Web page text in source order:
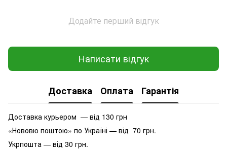
Додайте перший відгук
Написати відгук
Доставка Оплата Гарантія
Доставка курьером — від 130 грн
«Нововю поштою» по Україні — від 70 грн.
Укрпошта — від 30 грн.